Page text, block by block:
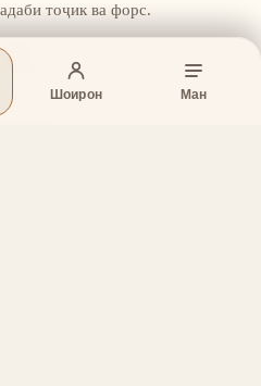
Шоирон Ман
тоҷик ва форс.